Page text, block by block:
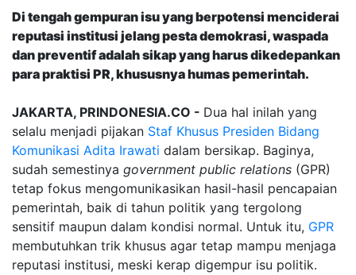
Di tengah gempuran isu yang berpotensi menciderai
reputasi institusi jelang pesta demokrasi, waspada
dan preventif adalah sikap yang harus dikedepankan
para praktisi PR, khususnya humas pemerintah.
JAKARTA, PRINDONESIA.CO - Dua hal inilah yang
selalu menjadi pijakan Staf Khusus Presiden Bidang
Komunikasi Adita Irawati dalam bersikap. Baginya,
sudah semestinya government public relations (GPR)
tetap fokus mengomunikasikan hasil-hasil pencapaian
pemerintah, baik di tahun politik yang tergolong
sensitif maupun dalam kondisi normal. Untuk itu, GPR
membutuhkan trik khusus agar tetap mampu menjaga
reputasi institusi, meski kerap digempur isu politik.